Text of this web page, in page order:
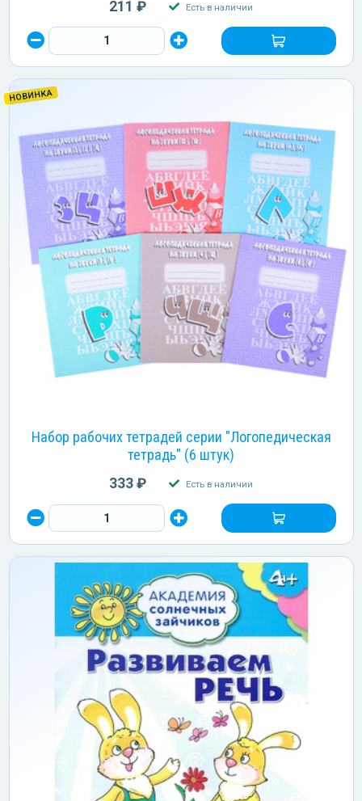
211 ₽ Есть в наличии
НОВИНКА
Набор рабочих тетрадей серии "Логопедическая
тетрадь" (6 штук)
333 ₽ Есть в наличии